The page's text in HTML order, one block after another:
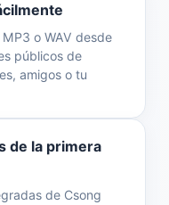
o WAV desde
públicos de
amigos o tu
de la primera
de Csong